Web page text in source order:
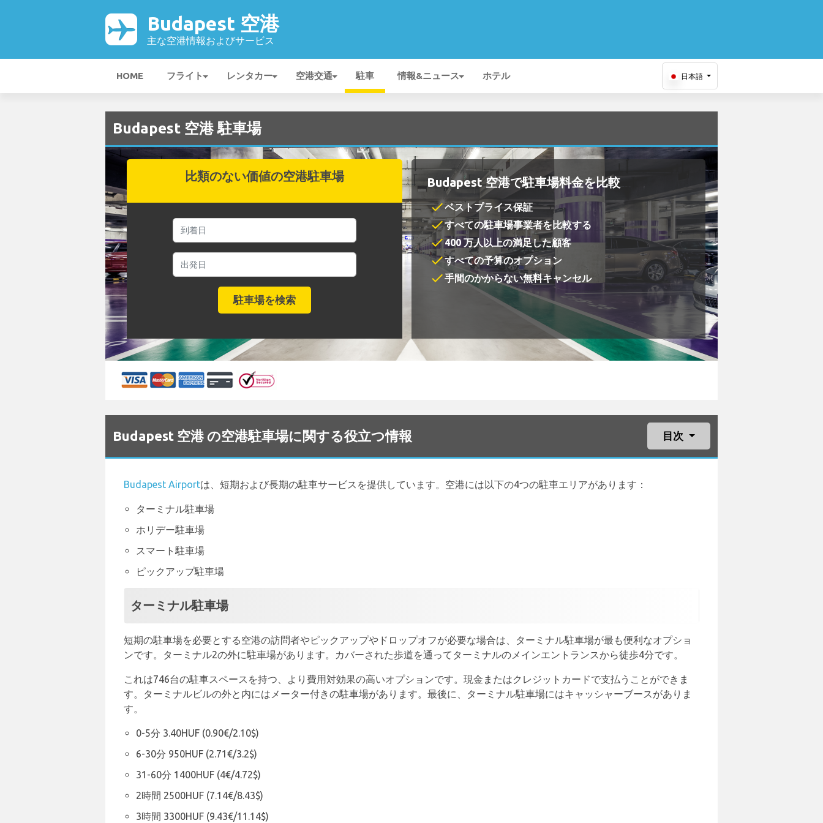
Budapest 空港
主な空港情報およびサービス
HOME フライト レンタカー 空港交通 駐車 情報&ニュース ホテル 日本語
Budapest 空港 駐車場
比類のない価値の空港駐車場 Budapest 空港で駐車場料金を比較
checkベストプライス保証
checkすべての駐車場事業者を比較する
check400 万人以上の満足した顧客
checkすべての予算のオプション
check手間のかからない無料キャンセル
Budapest 空港 の空港駐車場に関する役立つ情報 目次
Budapest Airportは、短期および長期の駐車サービスを提供しています。空港には以下の4つの駐車エリアがあります：
ターミナル駐車場
ホリデー駐車場
スマート駐車場
ピックアップ駐車場
ターミナル駐車場
短期の駐車場を必要とする空港の訪問者やピックアップやドロップオフが必要な場合は、ターミナル駐車場が最も便利なオプショ
ンです。ターミナル2の外に駐車場があります。カバーされた歩道を通ってターミナルのメインエントランスから徒歩4分です。
これは746台の駐車スペースを持つ、より費用対効果の高いオプションです。現金またはクレジットカードで支払うことができま
す。ターミナルビルの外と内にはメーター付きの駐車場があります。最後に、ターミナル駐車場にはキャッシャーブースがありま
す。
0-5分 3.40HUF (0.90€/2.10$)
6-30分 950HUF (2.71€/3.2$)
31-60分 1400HUF (4€/4.72$)
2時間 2500HUF (7.14€/8.43$)
3時間 3300HUF (9.43€/11.14$)